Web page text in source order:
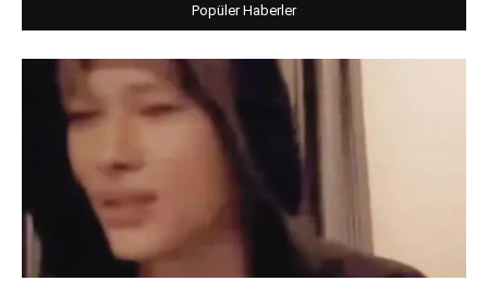
Popüler Haberler